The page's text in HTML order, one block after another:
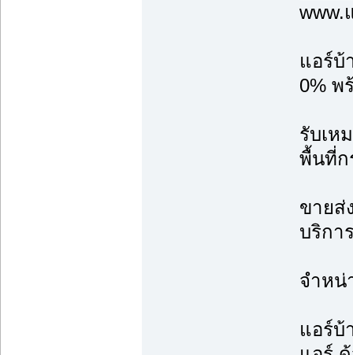
www.
แอร์บ้
0% พ
รับเห
พื้นที่ก
ขายส่
บริกา
จำหน่
แอร์บ้